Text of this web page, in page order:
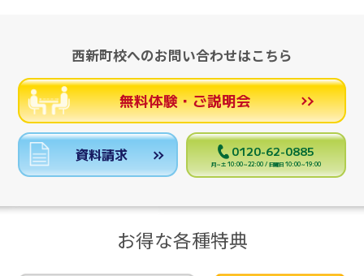
西新町校へのお問い合わせはこちら
無料体験・ご説明会
資料請求 0120-62-0885
月～土 10:00～22:00 / 日曜日 10:00～19:00
お得な各種特典